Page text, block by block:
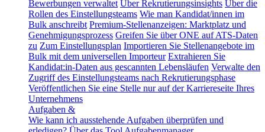
Bewerbungen verwaltet Über Rekrutierungsinsights Über die
Rollen des Einstellungsteams Wie man Kandidat/innen im
Bulk anschreibt Premium-Stellenanzeigen: Marktplatz und
Genehmigungsprozess Greifen Sie über ONE auf ATS-Daten
zu Zum Einstellungsplan Importieren Sie Stellenangebote im
Bulk mit dem universellen Importeur Extrahieren Sie
Kandidat:in-Daten aus gescannten Lebensläufen Verwalte den
Zugriff des Einstellungsteams nach Rekrutierungsphase
Veröffentlichen Sie eine Stelle nur auf der Karriereseite Ihres
Unternehmens
Aufgaben &
Wie kann ich ausstehende Aufgaben überprüfen und